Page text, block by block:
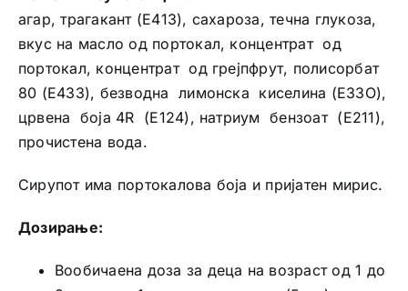
агар, трагакант (Е413), сахароза, течна глукоза,
вкус на масло од портокал, концентрат од
портокал, концентрат од грејпфрут, полисорбат
80 (Е433), безводна лимонска киселина (ЕЗЗО),
црвена боја 4R (Е124), натриум бензоат (Е211),
прочистена вода.
Сирупот има портокалова боја и пријатен мирис.
Дозирање:
Вообичаена доза за деца на возраст од 1 до